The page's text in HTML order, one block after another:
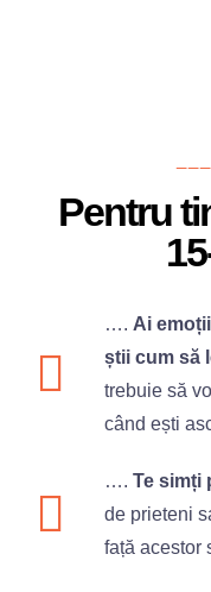
Pentru
…. Ai
știi cum să
trebuie să
când ești
…. Te simți
de prieteni
față acestor